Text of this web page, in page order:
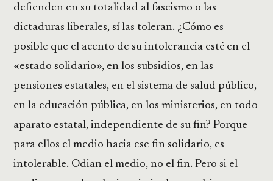
defienden en su totalidad al fascismo o las
dictaduras liberales, sí las toleran. ¿Cómo es
posible que el acento de su intolerancia esté en el
«estado solidario», en los subsidios, en las
pensiones estatales, en el sistema de salud público,
en la educación pública, en los ministerios, en todo
aparato estatal, independiente de su fin? Porque
para ellos el medio hacia ese fin solidario, es
intolerable. Odian el medio, no el fin. Pero si el